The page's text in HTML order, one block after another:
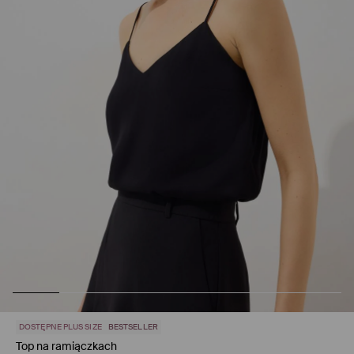
DOSTĘPNE PLUS SIZE BESTSELLER
Top na ramiączkach